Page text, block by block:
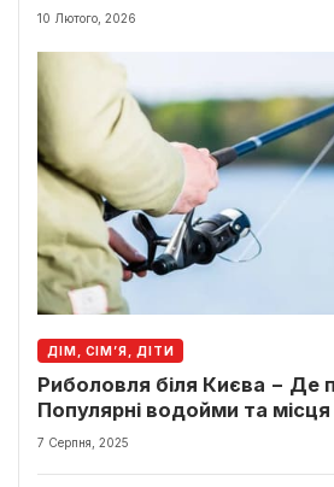
10 Лютого, 2026
ДІМ, СІМ’Я, ДІТИ
Риболовля біля Києва − Де
Популярні водойми та місця
7 Серпня, 2025